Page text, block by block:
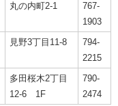
丸の内町2-1
767-
1903
見野3丁目11-8
794-
2215
多田桜木2丁目
12-6 1F
790-
2474